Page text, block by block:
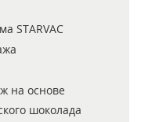
STARVAC
на основе
шоколада